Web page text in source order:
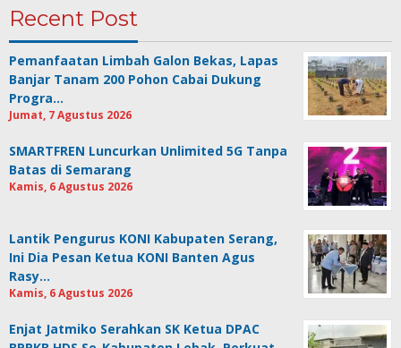
Recent Post
Pemanfaatan Limbah Galon Bekas, Lapas
Banjar Tanam 200 Pohon Cabai Dukung
Progra…
Jumat, 7 Agustus 2026
SMARTFREN Luncurkan Unlimited 5G Tanpa
Batas di Semarang
Kamis, 6 Agustus 2026
Lantik Pengurus KONI Kabupaten Serang,
Ini Dia Pesan Ketua KONI Banten Agus
Rasy…
Kamis, 6 Agustus 2026
Enjat Jatmiko Serahkan SK Ketua DPAC